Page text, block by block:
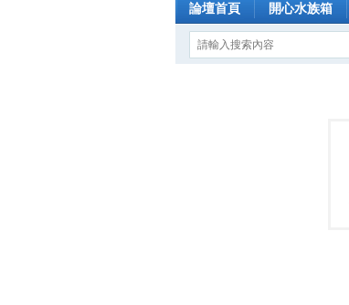
論壇首頁 開心水族箱